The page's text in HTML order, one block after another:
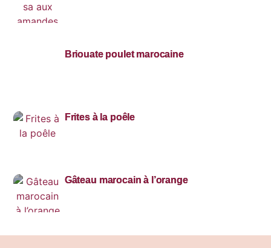
Briouate poulet marocaine
Frites à la poêle
Gâteau marocain à l’orange